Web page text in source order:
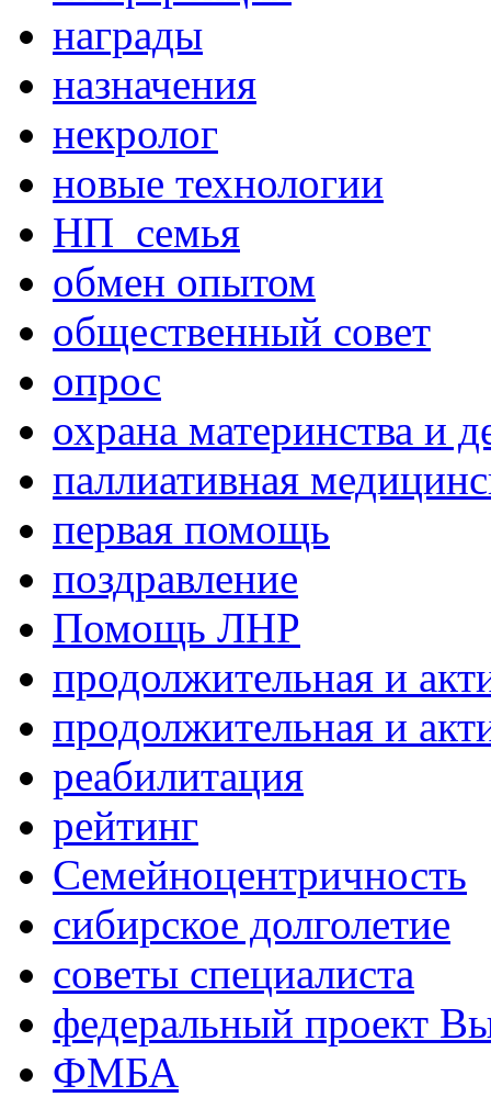
награды
назначения
некролог
новые технологии
НП_семья
обмен опытом
общественный совет
опрос
охрана материнства и
паллиативная
первая помощь
поздравление
Помощь ЛНР
продолжительная и
продолжительная и
реабилитация
рейтинг
Семейноцентричность
сибирское долголетие
советы специалиста
федеральный проект
ФМБА